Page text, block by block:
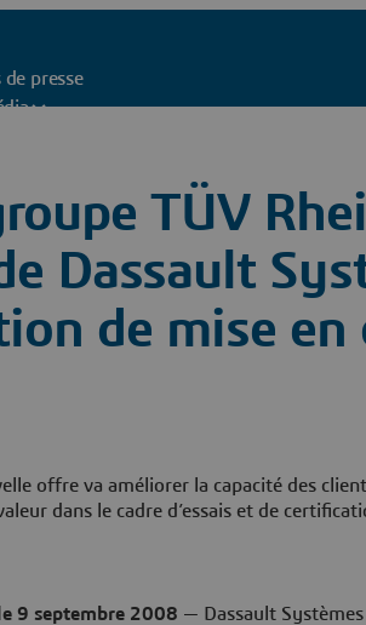
presse
TÜV
Dassault
de mise
offre va améliorer la capacité des
dans le cadre d’essais et de
9 septembre 2008 — Dassault